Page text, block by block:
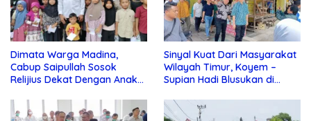
Dimata Warga Madina,
Cabup Saipullah Sosok
Relijius Dekat Dengan Anak
Sinyal Kuat Dari Masyarakat
Wilayah Timur, Koyem –
Supian Hadi Blusukan di